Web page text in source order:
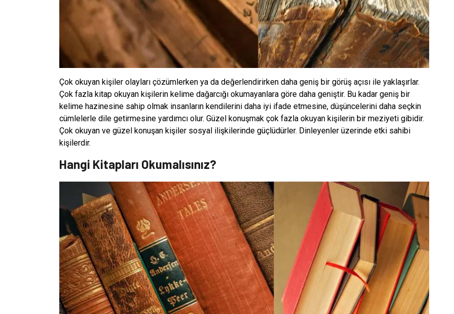
Çok okuyan kişiler olayları çözümlerken ya da değerlendirirken daha geniş bir görüş açısı ile yaklaşırlar.
Çok fazla kitap okuyan kişilerin kelime dağarcığı okumayanlara göre daha geniştir. Bu kadar geniş bir
kelime hazinesine sahip olmak insanların kendilerini daha iyi ifade etmesine, düşüncelerini daha seçkin
cümlelerle dile getirmesine yardımcı olur. Güzel konuşmak çok fazla okuyan kişilerin bir meziyeti gibidir.
Çok okuyan ve güzel konuşan kişiler sosyal ilişkilerinde güçlüdürler. Dinleyenler üzerinde etki sahibi
kişilerdir.
Hangi Kitapları Okumalısınız?